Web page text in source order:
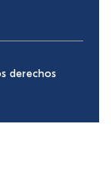
derechos